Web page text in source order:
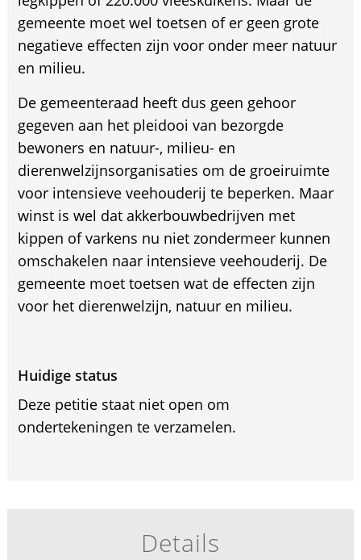
gemeente moet wel toetsen of er geen grote
negatieve effecten zijn voor onder meer natuur
en milieu.
De gemeenteraad heeft dus geen gehoor
gegeven aan het pleidooi van bezorgde
bewoners en natuur-, milieu- en
dierenwelzijnsorganisaties om de groeiruimte
voor intensieve veehouderij te beperken. Maar
winst is wel dat akkerbouwbedrijven met
kippen of varkens nu niet zondermeer kunnen
omschakelen naar intensieve veehouderij. De
gemeente moet toetsen wat de effecten zijn
voor het dierenwelzijn, natuur en milieu.
Huidige status
Deze petitie staat niet open om
ondertekeningen te verzamelen.
Details